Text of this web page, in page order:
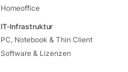
Homeoffice
IT-Infrastruktur
PC, Notebook & Thin Client
Software & Lizenzen